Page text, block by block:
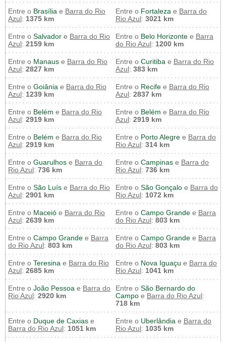
Entre o Brasília e Barra do Rio
Azul : 1375 km
Entre o Fortaleza e Barra do
Rio Azul : 3021 km
Entre o Salvador e Barra do Rio
Azul : 2159 km
Entre o Belo Horizonte e Barra
do Rio Azul : 1200 km
Entre o Manaus e Barra do Rio
Azul : 2827 km
Entre o Curitiba e Barra do Rio
Azul : 383 km
Entre o Goiânia e Barra do Rio
Azul : 1239 km
Entre o Recife e Barra do Rio
Azul : 2837 km
Entre o Belém e Barra do Rio
Azul : 2919 km
Entre o Belém e Barra do Rio
Azul : 2919 km
Entre o Belém e Barra do Rio
Azul : 2919 km
Entre o Porto Alegre e Barra do
Rio Azul : 314 km
Entre o Guarulhos e Barra do
Rio Azul : 736 km
Entre o Campinas e Barra do
Rio Azul : 736 km
Entre o São Luís e Barra do Rio
Azul : 2901 km
Entre o São Gonçalo e Barra do
Rio Azul : 1072 km
Entre o Maceió e Barra do Rio
Azul : 2639 km
Entre o Campo Grande e Barra
do Rio Azul : 803 km
Entre o Campo Grande e Barra
do Rio Azul : 803 km
Entre o Campo Grande e Barra
do Rio Azul : 803 km
Entre o Teresina e Barra do Rio
Azul : 2685 km
Entre o Nova Iguaçu e Barra do
Rio Azul : 1041 km
Entre o João Pessoa e Barra do
Rio Azul : 2920 km
Entre o São Bernardo do
Campo e Barra do Rio Azul :
718 km
Entre o Duque de Caxias e
Barra do Rio Azul : 1051 km
Entre o Uberlândia e Barra do
Rio Azul : 1035 km